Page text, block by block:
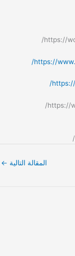
المقالة التالية ←